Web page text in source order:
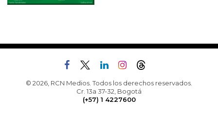
© 2026, RCN Medios. Todos los derechos reservados.
Cr. 13a 37-32, Bogotá
(+57) 1 4227600